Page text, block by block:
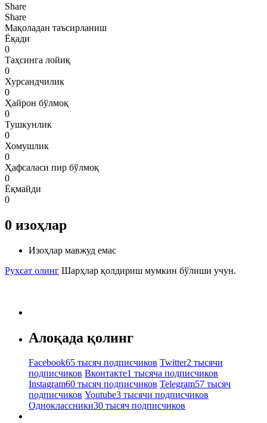
Share
Share
Мақоладан таъсирланиш
Ёқади
0
Таҳсинга лойиқ
0
Хурсандчилик
0
Ҳайрон бўлмоқ
0
Тушкунлик
0
Хомушлик
0
Ҳафсаласи пир бўлмоқ
0
Ёқмайди
0
0 изоҳлар
Изоҳлар мавжуд емас
Рухсат олинг Шарҳлар қолдириш мумкин бўлиши учун.
Алоқада қолинг
Facebook65 тысяч подписчиков Twitter2 тысячи
подписчиков Вконтакте1 тысяча подписчиков
Instagram60 тысяч подписчиков Telegram57 тысяч
подписчиков Youtube3 тысячи подписчиков
Одноклассники30 тысяч подписчиков